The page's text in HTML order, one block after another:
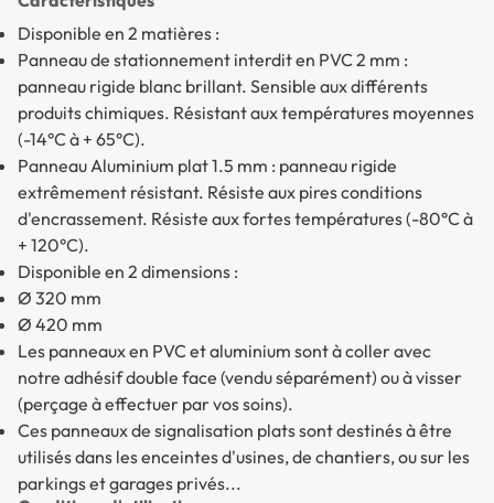
Disponible en 2 matières :
Panneau de stationnement interdit en PVC 2 mm :
panneau rigide blanc brillant. Sensible aux différents
produits chimiques. Résistant aux températures moyennes
(-14°C à + 65°C).
Panneau Aluminium plat 1.5 mm : panneau rigide
extrêmement résistant. Résiste aux pires conditions
d'encrassement. Résiste aux fortes températures (-80°C à
+ 120°C).
Disponible en 2 dimensions :
Ø 320 mm
Ø 420 mm
Les panneaux en PVC et aluminium sont à coller avec
notre adhésif double face (vendu séparément) ou à visser
(perçage à effectuer par vos soins).
Ces panneaux de signalisation plats sont destinés à être
utilisés dans les enceintes d'usines, de chantiers, ou sur les
parkings et garages privés...